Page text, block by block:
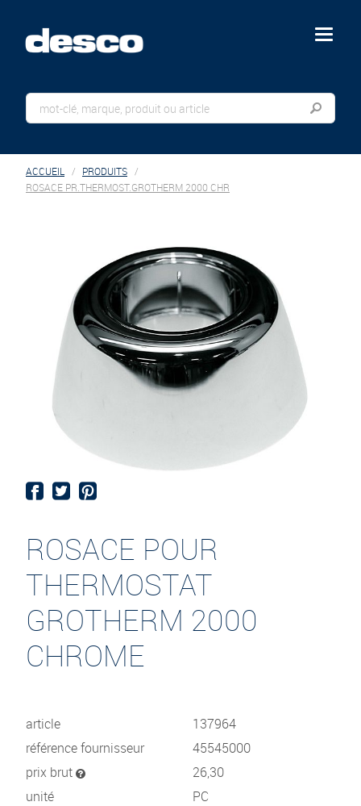
menu
ACCUEIL
PRODUITS
ROSACE PR.THERMOST.GROTHERM 2000 CHR
ROSACE POUR
THERMOSTAT
GROTHERM 2000
CHROME
article
137964
référence fournisseur
45545000
prix brut
26,30
unité
PC